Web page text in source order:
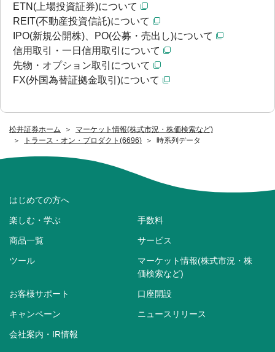
松井証券ホーム
マーケット情報(株式市況・株価検索など)
トラース・オン・プロダクト(6696)
時系列データ
ETN(上場投資証券)について
REIT(不動産投資信託)について
IPO(新規公開株)、PO(公募・売出し)について
信用取引・一日信用取引について
先物・オプション取引について
FX(外国為替証拠金取引)について
はじめての方へ
楽しむ・学ぶ 手数料
商品一覧 サービス
ツール
マーケット情報(株式市況・株
価検索など)
お客様サポート 口座開設
キャンペーン ニュースリリース
会社案内・IR情報